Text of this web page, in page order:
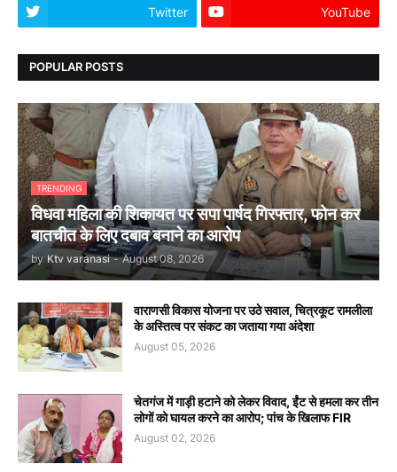
Twitter YouTube
POPULAR POSTS
TRENDING
विधवा महिला की शिकायत पर सपा पार्षद गिरफ्तार, फोन कर
बातचीत के लिए दबाव बनाने का आरोप
by Ktv varanasi - August 08, 2026
वाराणसी विकास योजना पर उठे सवाल, चित्रकूट रामलीला
के अस्तित्व पर संकट का जताया गया अंदेशा
August 05, 2026
चेतगंज में गाड़ी हटाने को लेकर विवाद, ईंट से हमला कर तीन
लोगों को घायल करने का आरोप; पांच के खिलाफ FIR
August 02, 2026